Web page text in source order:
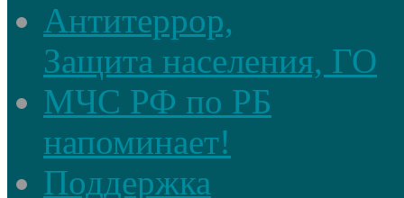
Антитеррор,
Защита населения, ГО
МЧС РФ по РБ
напоминает!
Поддержка